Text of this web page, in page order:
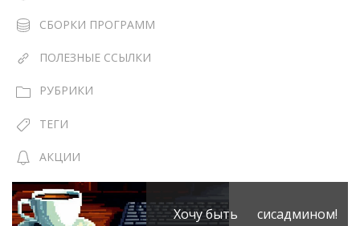
СБОРКИ ПРОГРАММ
ПОЛЕЗНЫЕ ССЫЛКИ
РУБРИКИ
ТЕГИ
АКЦИИ
Хочу быть сисадмином!